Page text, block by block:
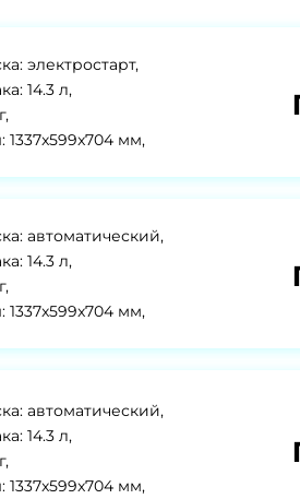
электростарт,
14.3 л,
1337x599x704 мм,
автоматический,
14.3 л,
1337x599x704 мм,
автоматический,
14.3 л,
1337x599x704 мм,